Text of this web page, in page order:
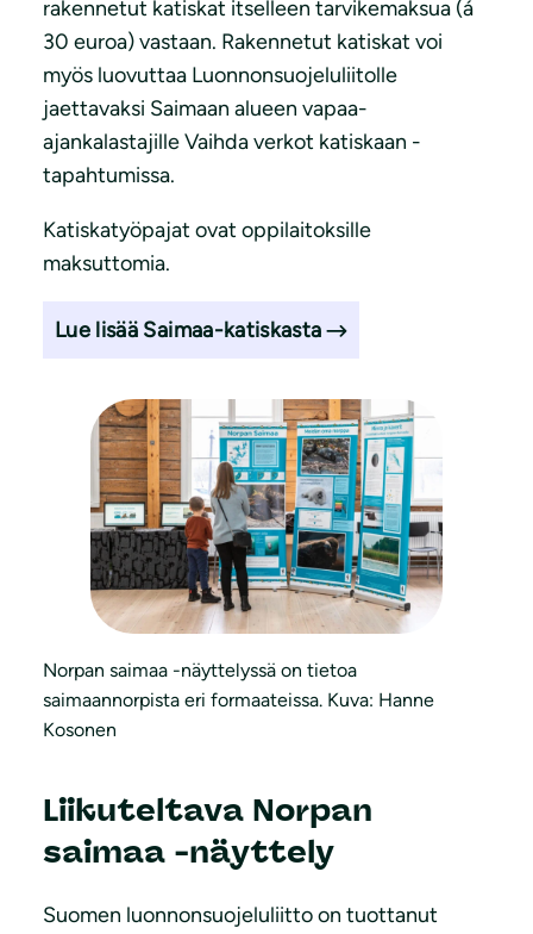
rakennetut katiskat itselleen tarvikemaksua (á
30 euroa) vastaan. Rakennetut katiskat voi
myös luovuttaa Luonnonsuojeluliitolle
jaettavaksi Saimaan alueen vapaa-
ajankalastajille Vaihda verkot katiskaan -
tapahtumissa.
Katiskatyöpajat ovat oppilaitoksille
maksuttomia.
Lue lisää Saimaa-katiskasta
Norpan saimaa -näyttelyssä on tietoa
saimaannorpista eri formaateissa. Kuva: Hanne
Kosonen
Liikuteltava Norpan
saimaa -näyttely
Suomen luonnonsuojeluliitto on tuottanut